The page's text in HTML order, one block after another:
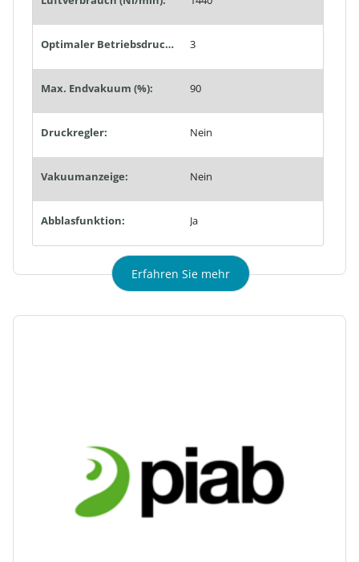
Optimaler Betriebsdruck (bar): 3
Max. Endvakuum (%): 90
Druckregler: Nein
Vakuumanzeige: Nein
Abblasfunktion: Ja
Erfahren Sie mehr